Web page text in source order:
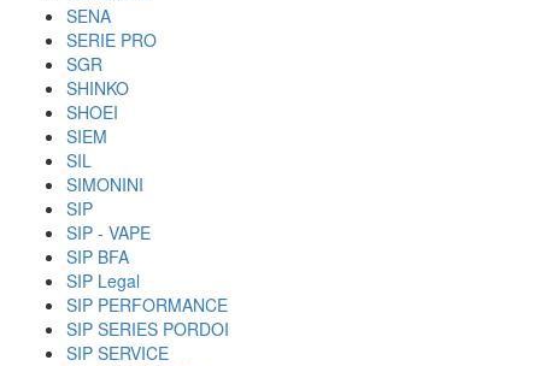
SENA
SERIE PRO
SGR
SHINKO
SHOEI
SIEM
SIL
SIMONINI
SIP
SIP - VAPE
SIP BFA
SIP Legal
SIP PERFORMANCE
SIP SERIES PORDOI
SIP SERVICE